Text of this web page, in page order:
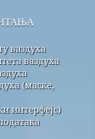
ваздуха
ваздуха
(маске,
интерфејс)